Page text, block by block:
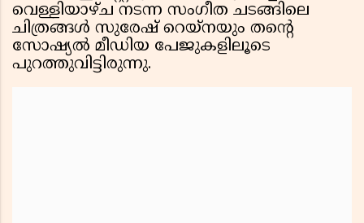
വെള്ളിയാഴ്ച നടന്ന സംഗീത ചടങ്ങിലെ
ചിത്രങ്ങൾ സുരേഷ് റെയ്നയും തന്റെ
സോഷ്യൽ മീഡിയ പേജുകളിലൂടെ
പുറത്തുവിട്ടിരുന്നു.